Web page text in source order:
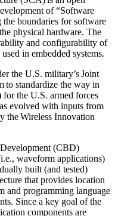
of “Software
boundaries for software
physical hardware. The
and configurability of
in embedded systems.
the U.S. military’s Joint
to standardize the way in
the U.S. armed forces
evolved with inputs from
the Wireless Innovation
(CBD)
waveform applications)
built (and tested)
that provides location
and programming language
Since a key goal of the
components are